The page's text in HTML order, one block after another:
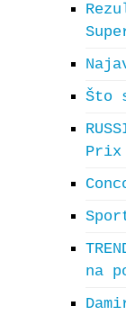
Što
Prix
na